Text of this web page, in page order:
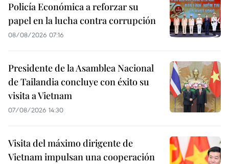
Policía Económica a reforzar su
papel en la lucha contra corrupción
08/08/2026 07:16
Presidente de la Asamblea Nacional
de Tailandia concluye con éxito su
visita a Vietnam
07/08/2026 14:30
Visita del máximo dirigente de
Vietnam impulsan una cooperación